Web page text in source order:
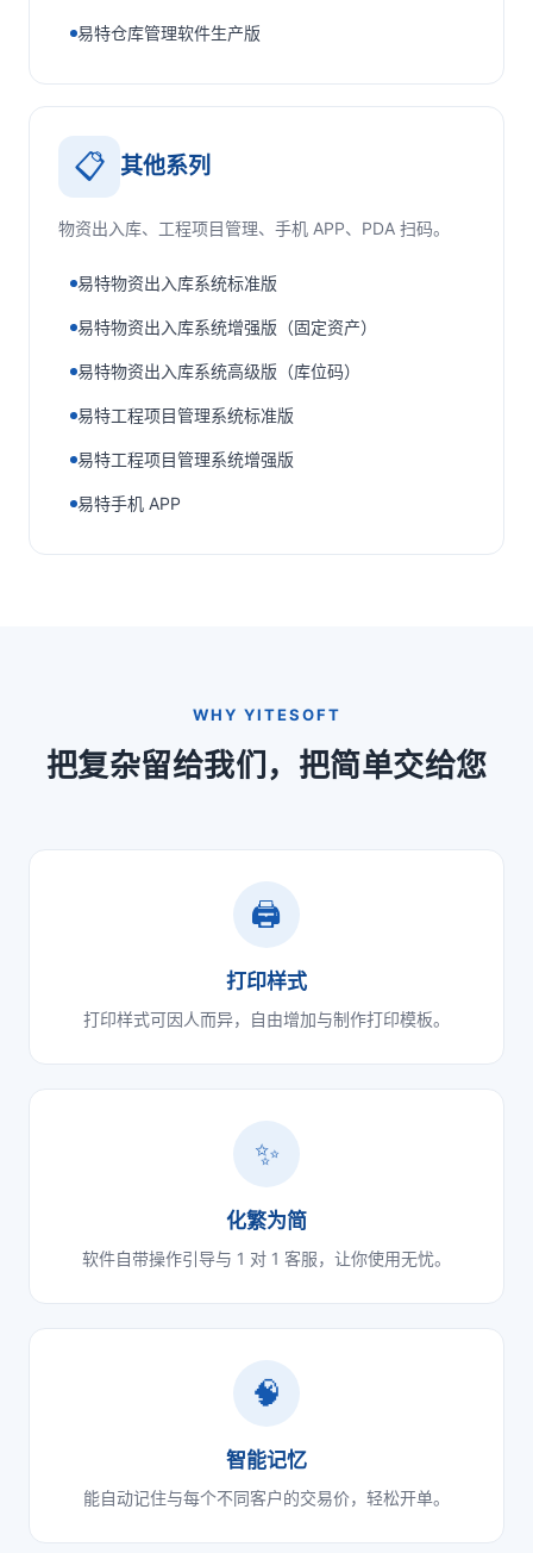
易特仓库管理软件生产版
📋 其他系列
物资出入库、工程项目管理、手机 APP、PDA 扫码。
易特物资出入库系统标准版
易特物资出入库系统增强版（固定资产）
易特物资出入库系统高级版（库位码）
易特工程项目管理系统标准版
易特工程项目管理系统增强版
易特手机 APP
WHY YITESOFT
把复杂留给我们，把简单交给您
🖨️
打印样式
打印样式可因人而异，自由增加与制作打印模板。
✨
化繁为简
软件自带操作引导与 1 对 1 客服，让你使用无忧。
🧠
智能记忆
能自动记住与每个不同客户的交易价，轻松开单。